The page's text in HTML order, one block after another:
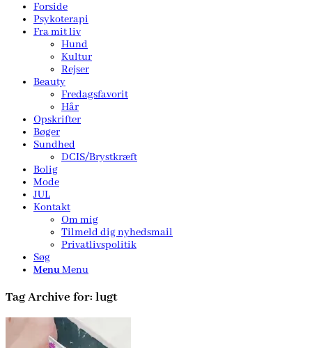
Forside
Psykoterapi
Fra mit liv
Hund
Kultur
Rejser
Beauty
Fredagsfavorit
Hår
Opskrifter
Bøger
Sundhed
DCIS/Brystkræft
Bolig
Mode
JUL
Kontakt
Om mig
Tilmeld dig nyhedsmail
Privatlivspolitik
Søg
MenuMenu
Tag Archive for: lugt